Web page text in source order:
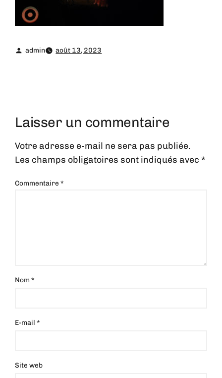
admin août 13, 2023
Laisser un commentaire
Votre adresse e-mail ne sera pas publiée.
Les champs obligatoires sont indiqués avec*
Commentaire*
Nom*
E-mail*
Site web